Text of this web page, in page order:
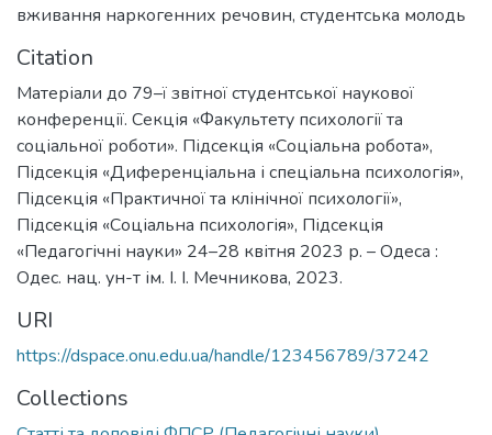
вживання наркогенних речовин, студентська молодь
Citation
Матеріали до 79–ї звітної студентської наукової
конференції. Секція «Факультету психології та
соціальної роботи». Підсекція «Соціальна робота»,
Підсекція «Диференціальна і спеціальна психологія»,
Підсекція «Практичної та клінічної психології»,
Підсекція «Соціальна психологія», Підсекція
«Педагогічні науки» 24–28 квітня 2023 р. – Одеса :
Одес. нац. ун-т ім. І. І. Мечникова, 2023.
URI
https://dspace.onu.edu.ua/handle/123456789/37242
Collections